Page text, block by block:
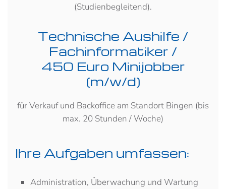
(Studienbegleitend).
Technische Aushilfe /
Fachinformatiker /
450 Euro Minijobber
(m/w/d)
für Verkauf und Backoffice am Standort Bingen (bis
max. 20 Stunden / Woche)
Ihre Aufgaben umfassen:
Administration, Überwachung und Wartung